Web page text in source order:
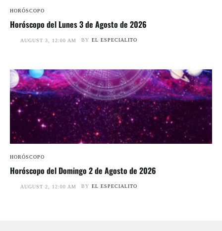
HORÓSCOPO
Horóscopo del Lunes 3 de Agosto de 2026
AUGUST 3, 12:00 AM BY EL ESPECIALITO
HORÓSCOPO
Horóscopo del Domingo 2 de Agosto de 2026
AUGUST 2, 12:00 AM BY EL ESPECIALITO